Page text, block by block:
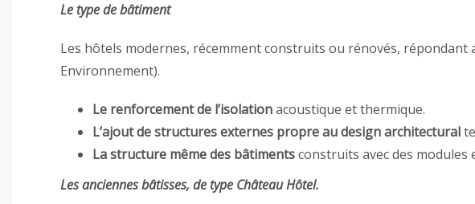
Le type de bâtiment
Les hôtels modernes, récemment construits ou rénovés, répondant
Environnement).
Le renforcement de l’isolationacoustique et thermique.
L’ajout de structures externes propre au design architectural
La structure même des bâtimentsconstruits avec des
Les anciennes bâtisses, de type Château Hôtel.